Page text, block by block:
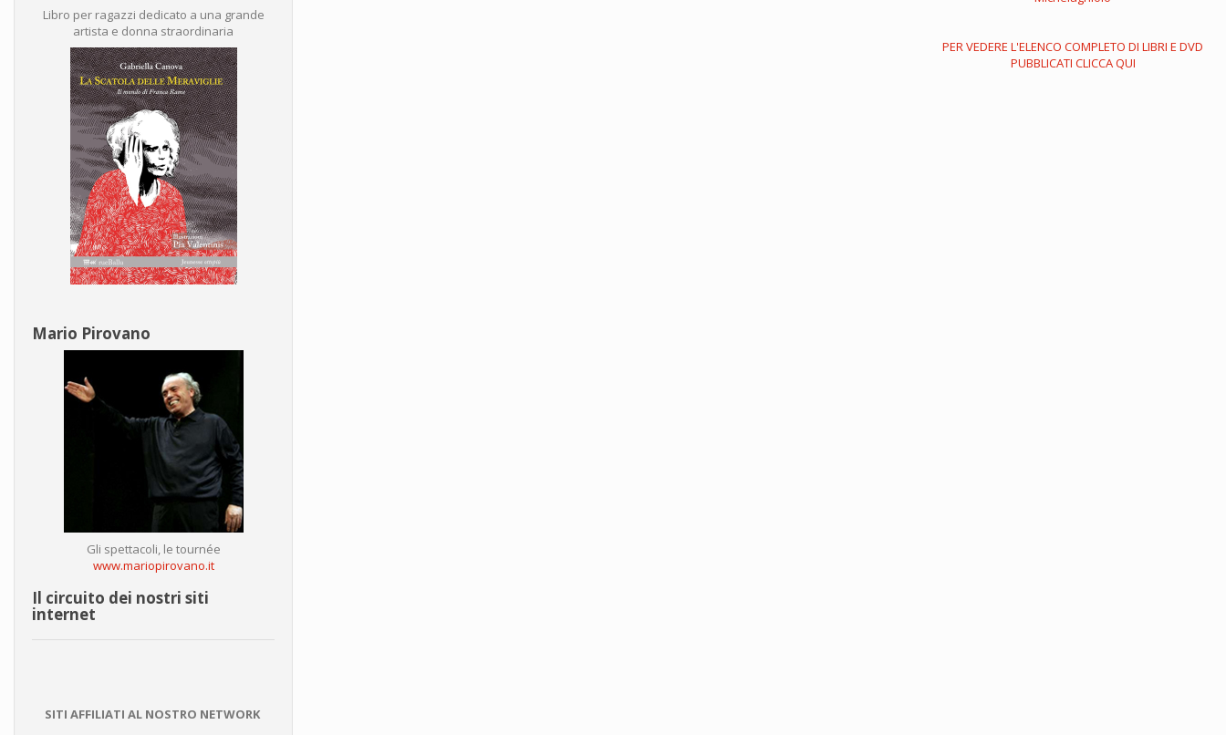
Libro per ragazzi dedicato a una grande
artista e donna straordinaria
Mario Pirovano
Gli spettacoli, le tournée
www.mariopirovano.it
Il circuito dei nostri siti
internet
SITI AFFILIATI AL NOSTRO NETWORK
PER VEDERE L'ELENCO COMPLETO DI LIBRI E DVD
PUBBLICATI CLICCA QUI